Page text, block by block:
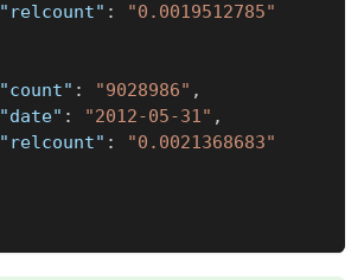
"relcount" :
"0.0019512785"
"count" : "9028986" ,
"date" : "2012-05-31" ,
"relcount" :
"0.0021368683"